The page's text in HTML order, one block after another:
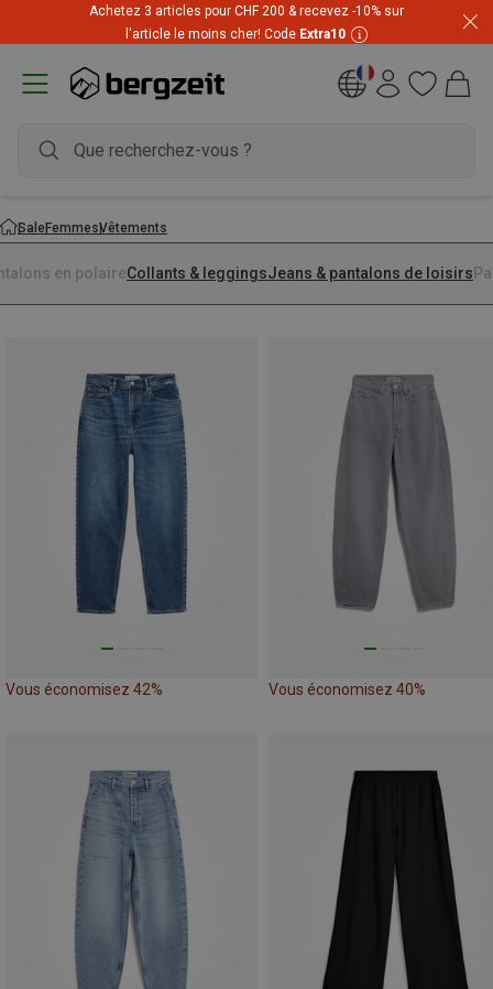
Achetez 3 articles pour CHF 200 & recevez -10% sur
l'article le moins cher! Code Extra10
SaleFemmesVêtements
en polaireCollants & leggingsJeans & pantalons de loisirs
Vous économisez 42% Vous économisez 40%